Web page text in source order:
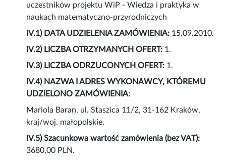
uczestników projektu WiP - Wiedza i praktyka w
naukach matematyczno-przyrodniczych
IV.1) DATA UDZIELENIA ZAMÓWIENIA: 15.09.2010.
IV.2) LICZBA OTRZYMANYCH OFERT: 1.
IV.3) LICZBA ODRZUCONYCH OFERT: 1.
IV.4) NAZWA I ADRES WYKONAWCY, KTÓREMU
UDZIELONO ZAMÓWIENIA:
Mariola Baran, ul. Staszica 11/2, 31-162 Kraków,
kraj/woj. małopolskie.
IV.5) Szacunkowa wartość zamówienia (bez VAT):
3680,00 PLN.